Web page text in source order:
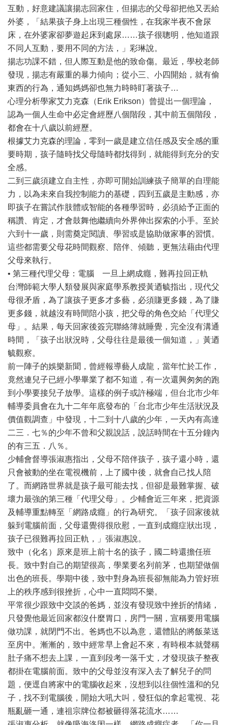
互動，好意建議讓揚志回家住，但揚志的父母卻把他又丟給
外婆，「結果孩子身上出現三種個性，在我家半夜不會尿
床，在外婆家卻夢遊起床到處尿……孩子很聰明，他知道跟
不同人互動，要用不同的方法，」彩琳說。
揚志功課不錯，但人際互動是他的致命傷。最近，學校老師
發現，揚志有嚴重的暴力傾向；從小三、小四開始，就有偷
東西的行為，通知媽媽卻也無力時時盯著孩子…
心理分析學家艾力克森（Erik Erikson）曾提出一個理論，
認為一個人生命中必定會經歷八個階段，其中前五個階段，
都會在十八歲以前經歷。
根據艾力克森的理論，零到一歲是建立信任感及安全感的重
要時期，孩子隨時找父母隨時都找得到，就能得到充分的安
全感。
二到三歲須建立自主性，亦即可開始訓練孩子簡單的自理能
力，以為未來自我控制能力的基礎，四到五歲是主動感，亦
即孩子在嘗試作肢體或智能的各種學習時，必須給予正面的
稱讚、肯定，才會鼓舞他繼續向外界伸出探索的小手。至於
六到十一歲，則需奠定閱讀、學習或是協助做家事的習慣。
這些都需要父母花時間觀察、陪伴、傾聽，更無法藉由代理
父母來執行。
• 第三種代理父母：電腦 一旦上網成癮，難再拉回正軌
台灣師範大學人類發展與家庭學系教授黃迺毓指出，現代父
母很矛盾，為了讓孩子更多才多藝，必須賺更多錢，為了賺
更多錢，就越沒有時間陪小孩，把父母的角色交給「代理父
母」。結果，每天回家後簽完聯絡簿就睡覺，完全沒有溝通
時間，「孩子出狀況時，父母往往是最後一個知道，」黃迺
毓觀察。
前一陣子的娛樂新聞，曾經報導藝人成龍，當年忙於工作，
竟然連兒子已經小學畢業了都不知道，有一次還興匆匆的跑
到小學要接兒子放學。這樣的例子或許極端，但台北市少年
輔導委員會在九十二年年底發布的「台北市少年生活狀況及
價值觀調查」中發現，十二到十八歲的少年，一天內有高達
二三．七％的少年不曾和父親說話，說話時間在十五分鐘內
的有三五．八％。
少輔會督導張淑惠指出，父母不陪伴孩子，孩子還小時，還
只會被動的坐在電視機前，上了國中後，就會自己找人陪
了。而網路世界就是孩子最可能去找，但卻是最難掌握、破
壞力最強的第三種「代理父母」。少輔會近三年來，把資源
及輔導重點轉至「網路成癮」的行為研究。「孩子回家後就
躲到電腦前面，父母還覺得很欣慰，一直到成癮症狀出現，
孩子已很難再拉回正軌，」張淑惠說。
致中（化名）原來是班上前十名的孩子，國二時還擔任班
長。致中對自己的期望很高，學業要名列前茅，也期望做個
出色的班長。學期中後，致中對身為班長卻無能為力管好班
上的秩序感到很挫折，心中一直悶悶不樂。
平常很少跟致中交談的爸媽，並沒有發現致中挫折的情緒，
只發覺他最近回家都沒什麼胃口，房門一關，宣稱要用電腦
做功課，就閉門不出。爸媽也不以為意，還體貼的將飯菜送
至房中。漸漸的，致中經常早上會起不來，有時根本就聲稱
肚子痛不想去上課，一直到段考一落千丈，才發現孩子整夜
都掛在電腦前面。致中的父母並沒有深入去了解兒子的問
題，便逕自將家中的電腦收起來，沒想到以往個性溫和的兒
子，找不到電腦後，開始大吼大叫，發狂似的拿起電視、花
瓶亂砸一通，連祖宗牌位都被砸得落花流水……